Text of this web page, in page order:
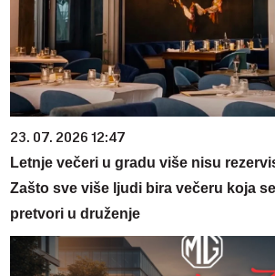
23. 07. 2026 12:47
Letnje večeri u gradu više nisu
Zašto sve više ljudi bira večeru koja
pretvori u druženje